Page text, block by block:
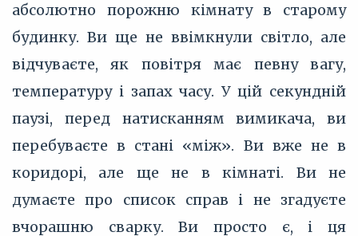
абсолютно порожню кімнату в старому
будинку. Ви ще не ввімкнули світло, але
відчуваєте, як повітря має певну вагу,
температуру і запах часу. У цій секундній
паузі, перед натисканням вимикача, ви
перебуваєте в стані «між». Ви вже не в
коридорі, але ще не в кімнаті. Ви не
думаєте про список справ і не згадуєте
вчорашню сварку. Ви просто є, і ця